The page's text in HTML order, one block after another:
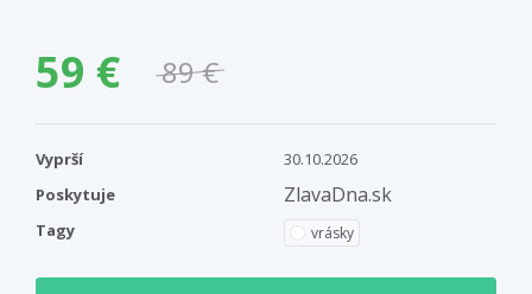
59 € 89 €
Vyprší
30.10.2026
Poskytuje
ZlavaDna.sk
Tagy vrásky